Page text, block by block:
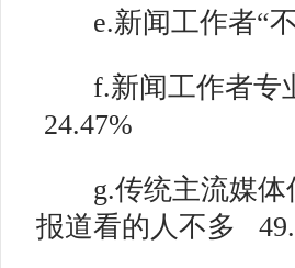
e.新闻工作者“不
f.新闻工作者专业
24.47%
g.传统主流媒体
报道看的人不多